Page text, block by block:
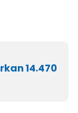
14.470